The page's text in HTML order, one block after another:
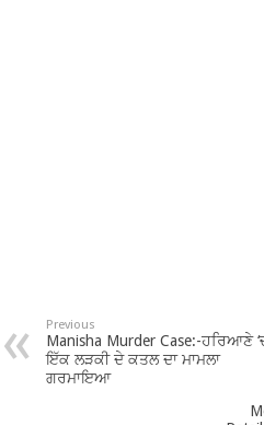
Previous
Manisha Murder Case:-ਹਰਿਆਣੇ
ਇੱਕ ਲੜਕੀ ਦੇ ਕਤਲ ਦਾ ਮਾਮਲਾ
ਗਰਮਾਇਆ